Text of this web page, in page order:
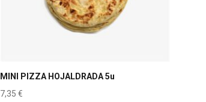
MINI PIZZA HOJALDRADA 5u
7,35 €